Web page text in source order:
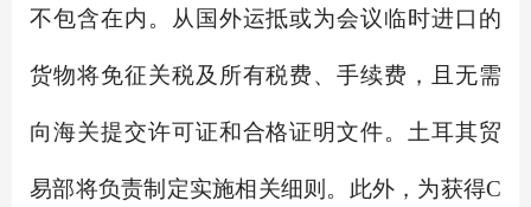
不包含在内。从国外运抵或为会议临时进口的
货物将免征关税及所有税费、手续费，且无需
向海关提交许可证和合格证明文件。土耳其贸
易部将负责制定实施相关细则。此外，为获得C